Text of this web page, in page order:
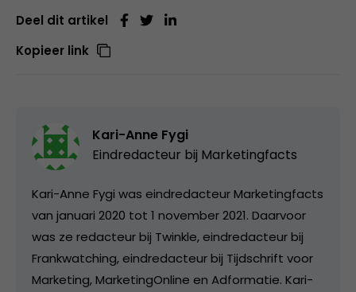
Deel dit artikel
Kopieer link
Kari-Anne Fygi
Eindredacteur bij Marketingfacts
Kari-Anne Fygi was eindredacteur Marketingfacts
van januari 2020 tot 1 november 2021. Daarvoor
was ze redacteur bij Twinkle, eindredacteur bij
Frankwatching, eindredacteur bij Tijdschrift voor
Marketing, MarketingOnline en Adformatie. Kari-